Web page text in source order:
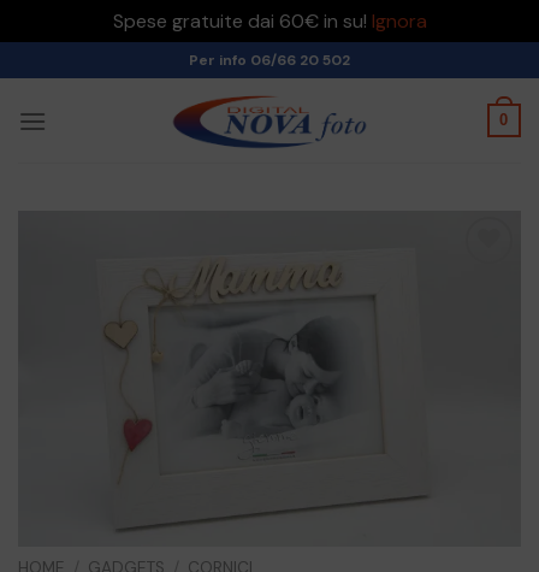
Spese gratuite dai 60€ in su! Ignora
to
content
Per info 06/66 20 502
0
HOME GADGETS CORNICI